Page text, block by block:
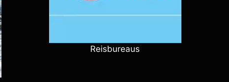
Reisbureaus